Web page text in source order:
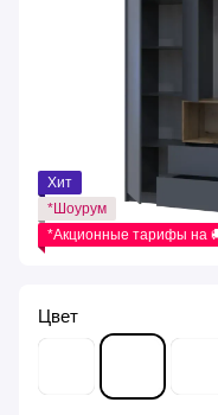
Хит
*Шоурум
*Акционные тарифы на
Цвет